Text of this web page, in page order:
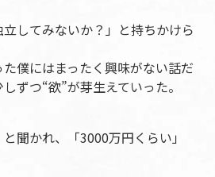
してみないか？」と持ちかけら
僕にはまったく興味がない話だ
ずつ“欲”が芽生えていった。
聞かれ、「3000万円くらい」